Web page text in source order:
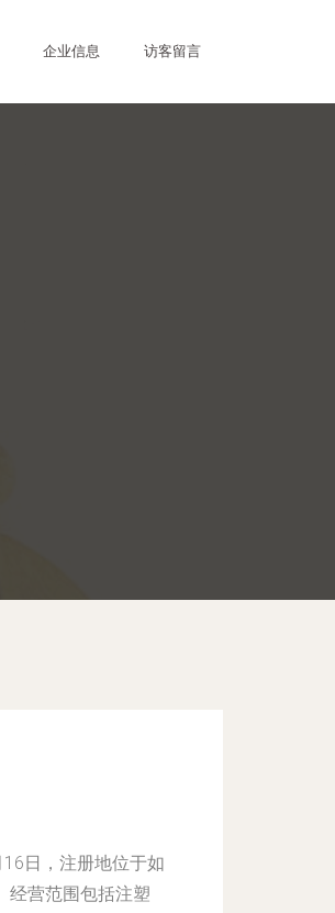
企业信息 访客留言
日，注册地位于如
经营范围包括注塑